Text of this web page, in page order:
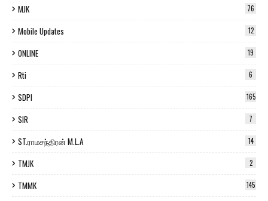
MJK 76
Mobile Updates 12
ONLINE 19
Rti 6
SDPI 165
SIR 7
ST.ராமசந்திரன் M.L.A 14
TMJK 2
TMMK 145